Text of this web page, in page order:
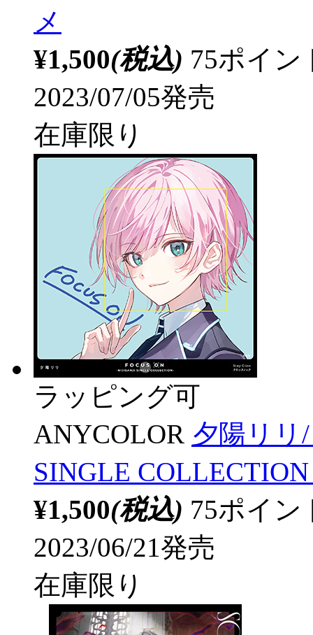
メ
¥1,500(税込) 75ポイ
2023/07/05発売
在庫限り
ラッピング可
ANYCOLOR 夕陽リリ
SINGLE
¥1,500(税込) 75ポイ
2023/06/21発売
在庫限り